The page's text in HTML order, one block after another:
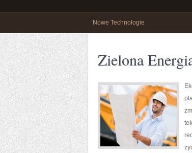
Nowe Technologie
Zielona